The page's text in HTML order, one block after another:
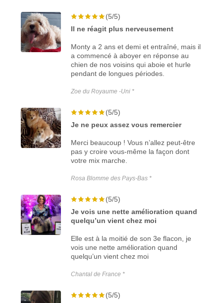
(5/5)
Il ne réagit plus nerveusement
Monty a 2 ans et demi et entraîné, mais il
a commencé à aboyer en réponse au
chien de nos voisins qui aboie et hurle
pendant de longues périodes.
Zoe du Royaume -Uni *
(5/5)
Je ne peux assez vous remercier
Merci beaucoup ! Vous n’allez peut-être
pas y croire vous-même la façon dont
votre mix marche.
Rosa Blomme des Pays-Bas *
(5/5)
Je vois une nette amélioration quand
quelqu’un vient chez moi
Elle est à la moitié de son 3e flacon, je
vois une nette amélioration quand
quelqu’un vient chez moi
Chantal de France *
(5/5)